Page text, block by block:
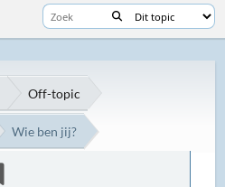
Off-topic
Wie ben jij?